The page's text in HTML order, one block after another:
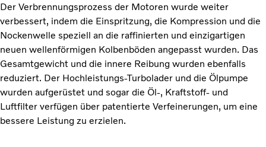
Der Verbrennungsprozess der Motoren wurde weiter
verbessert, indem die Einspritzung, die Kompression und die
Nockenwelle speziell an die raffinierten und einzigartigen
neuen wellenförmigen Kolbenböden angepasst wurden. Das
Gesamtgewicht und die innere Reibung wurden ebenfalls
reduziert. Der Hochleistungs-Turbolader und die Ölpumpe
wurden aufgerüstet und sogar die Öl-, Kraftstoff- und
Luftfilter verfügen über patentierte Verfeinerungen, um eine
bessere Leistung zu erzielen.